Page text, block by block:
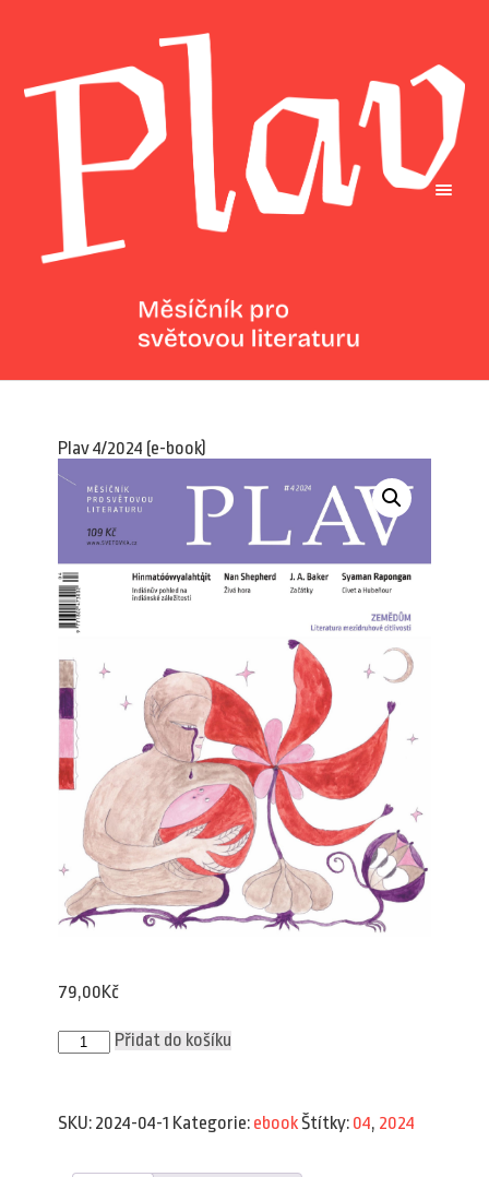
Plav 4/2024 (e-book)
79,00Kč
Plav
4/2024
Přidat do košíku
SKU: 2024-04-1 Kategorie: ebookŠtítky: 04, 2024